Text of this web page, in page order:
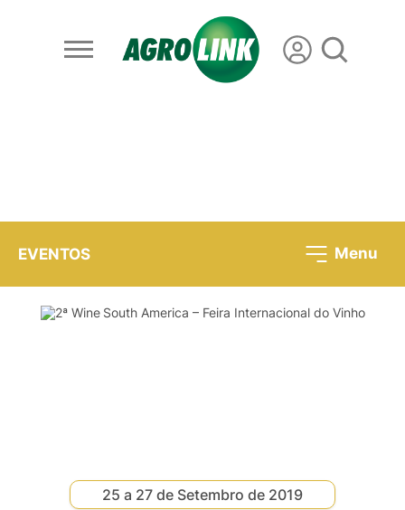
EVENTOS Menu
25 a 27 de Setembro de 2019